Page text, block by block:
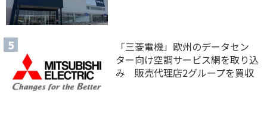
「三菱電機」欧州のデータセン
ター向け空調サービス網を取り込
み 販売代理店2グループを買収